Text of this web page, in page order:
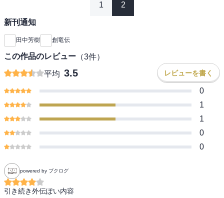
1 2
新刊通知
田中芳樹 創竜伝
この作品のレビュー （3件）
平均 3.5 レビューを書く
0
1
1
0
0
powered by ブクログ
引き続き外伝ぽい内容